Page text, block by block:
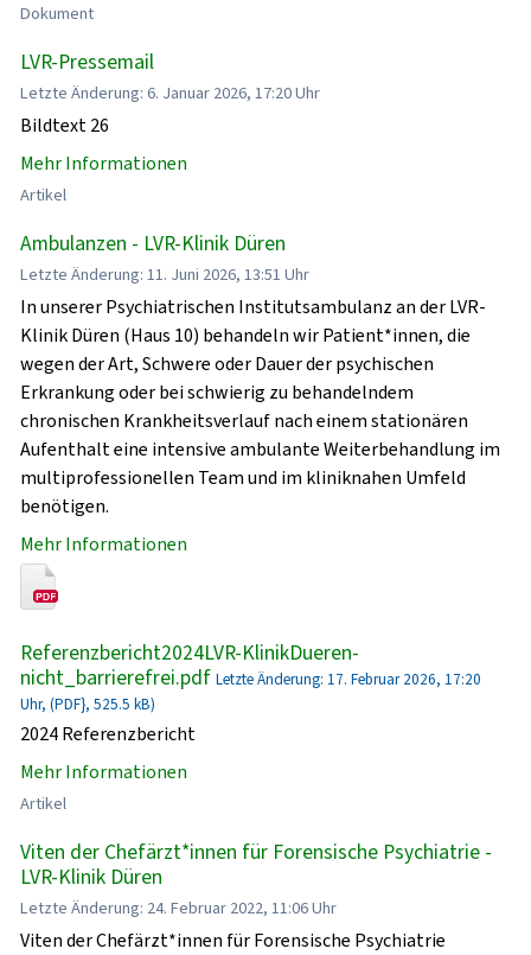
Dokument
LVR-Pressemail
Letzte Änderung: 6. Januar 2026, 17:20 Uhr
Bildtext 26
Mehr Informationen
Artikel
Ambulanzen - LVR-Klinik Düren
Letzte Änderung: 11. Juni 2026, 13:51 Uhr
In unserer Psychiatrischen Institutsambulanz an der LVR-
Klinik Düren (Haus 10) behandeln wir Patient*innen, die
wegen der Art, Schwere oder Dauer der psychischen
Erkrankung oder bei schwierig zu behandelndem
chronischen Krankheitsverlauf nach einem stationären
Aufenthalt eine intensive ambulante Weiterbehandlung im
multiprofessionellen Team und im kliniknahen Umfeld
benötigen.
Mehr Informationen
Referenzbericht2024LVR-KlinikDueren-
nicht_barrierefrei.pdf Letzte Änderung: 17. Februar 2026, 17:20
Uhr, (PDF}, 525.5 kB)
2024 Referenzbericht
Mehr Informationen
Artikel
Viten der Chefärzt*innen für Forensische Psychiatrie -
LVR-Klinik Düren
Letzte Änderung: 24. Februar 2022, 11:06 Uhr
Viten der Chefärzt*innen für Forensische Psychiatrie